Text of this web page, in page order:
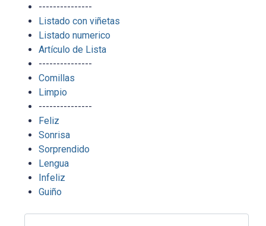
---------------
Listado con viñetas
Listado numerico
Artículo de Lista
---------------
Comillas
Limpio
---------------
Feliz
Sonrisa
Sorprendido
Lengua
Infeliz
Guiño